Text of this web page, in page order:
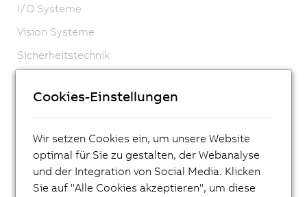
I/O Systeme
Vision Systeme
Sicherheitstechnik
ACOPOSmicro
ACOPOS M4
ACOPOS
ACOPOS P3
Cookies-Einstellungen
Wir setzen Cookies ein, um unsere Website
optimal für Sie zu gestalten, der Webanalyse
und der Integration von Social Media. Klicken
Sie auf "Alle Cookies akzeptieren", um diese